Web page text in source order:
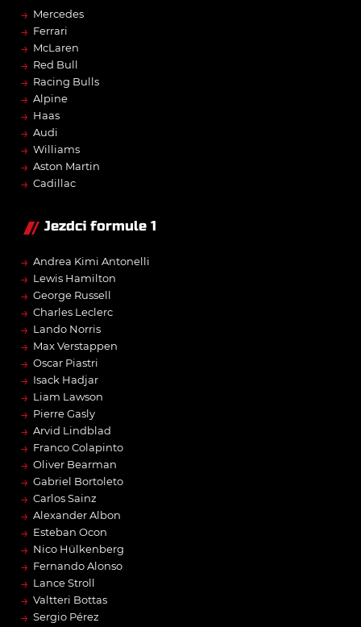
→ Mercedes
→ Ferrari
→ McLaren
→ Red Bull
→ Racing Bulls
→ Alpine
→ Haas
→ Audi
→ Williams
→ Aston Martin
→ Cadillac
Jezdci formule 1
→ Andrea Kimi Antonelli
→ Lewis Hamilton
→ George Russell
→ Charles Leclerc
→ Lando Norris
→ Max Verstappen
→ Oscar Piastri
→ Isack Hadjar
→ Liam Lawson
→ Pierre Gasly
→ Arvid Lindblad
→ Franco Colapinto
→ Oliver Bearman
→ Gabriel Bortoleto
→ Carlos Sainz
→ Alexander Albon
→ Esteban Ocon
→ Nico Hülkenberg
→ Fernando Alonso
→ Lance Stroll
→ Valtteri Bottas
→ Sergio Pérez